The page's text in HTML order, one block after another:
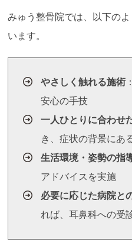
みゅう整骨院では、以下の
います。
やさしく触れる施術
安心の手技
一人ひとりに合わせ
き、症状の背景にあ
生活環境・姿勢の指
アドバイスを実施
必要に応じた病院と
れば、耳鼻科への受